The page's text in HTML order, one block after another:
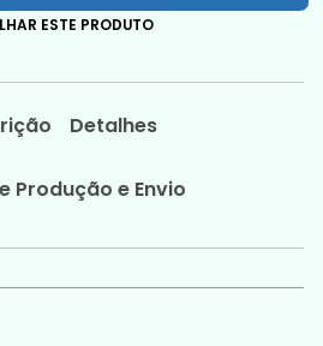
ESTE PRODUTO
Detalhes
Produção e Envio